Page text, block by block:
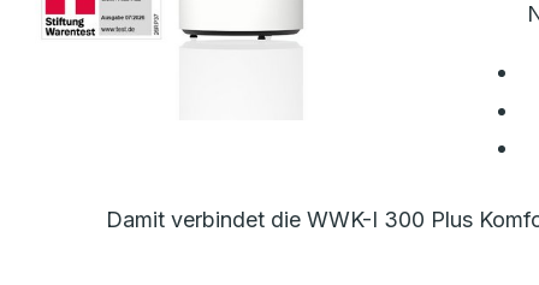
Damit verbindet die WWK-I 300 Plus